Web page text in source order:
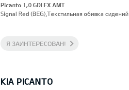
Picanto 1,0 GDI EX AMT
Signal Red (BEG),Текстильная обивка сидений
Я ЗАИНТЕРЕСОВАН!
KIA PICANTO